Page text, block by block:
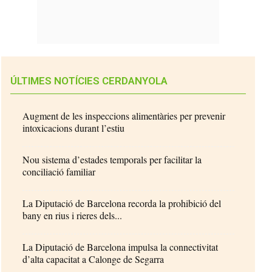
ÚLTIMES NOTÍCIES CERDANYOLA
Augment de les inspeccions alimentàries per prevenir
intoxicacions durant l’estiu
Nou sistema d’estades temporals per facilitar la
conciliació familiar
La Diputació de Barcelona recorda la prohibició del
bany en rius i rieres dels...
La Diputació de Barcelona impulsa la connectivitat
d’alta capacitat a Calonge de Segarra